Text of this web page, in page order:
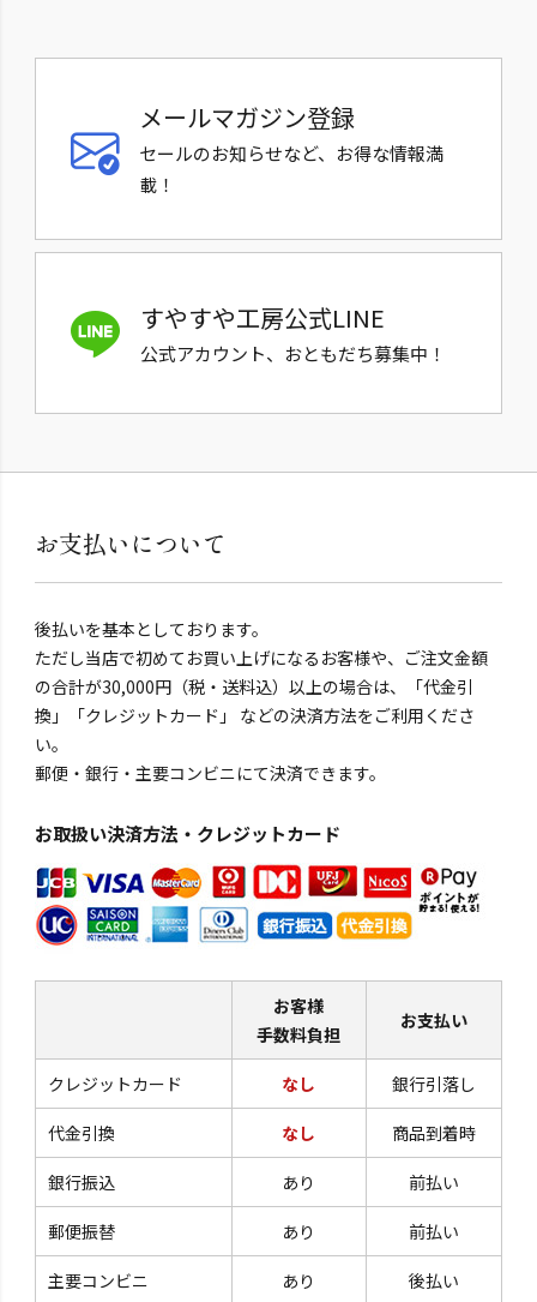
メールマガジン登録
セールのお知らせなど、お得な情報満
載！
すやすや工房公式LINE
公式アカウント、おともだち募集中！
お支払いについて
後払いを基本としております。
ただし当店で初めてお買い上げになるお客様や、ご注文金額
の合計が30,000円（税・送料込）以上の場合は、「代金引
換」「クレジットカード」 などの決済方法をご利用くださ
い。
郵便・銀行・主要コンビニにて決済できます。
お取扱い決済方法・クレジットカード
お客様
手数料負担
お支払い
クレジットカード なし 銀行引落し
代金引換 なし 商品到着時
銀行振込 あり 前払い
郵便振替 あり 前払い
主要コンビニ あり 後払い